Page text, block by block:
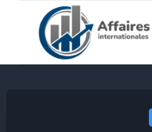
contenu